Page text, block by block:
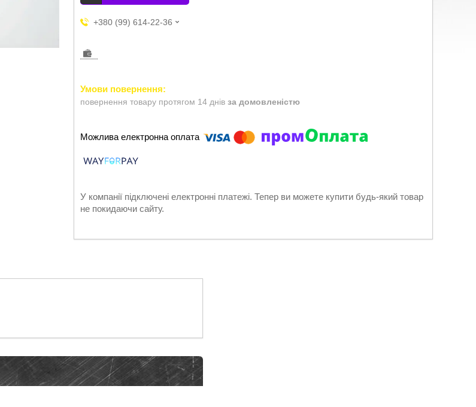
+380 (99) 614-22-36
повернення товару протягом 14 днів за домовленістю
У компанії підключені електронні платежі. Тепер ви можете купити будь-який товар
не покидаючи сайту.